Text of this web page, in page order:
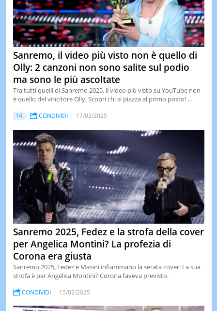
Sanremo, il video più visto non è quello di
Olly: 2 canzoni non sono salite sul podio
ma sono le più ascoltate
Tra tutti quelli di Sanremo 2025, il video più visto su YouTube non
è quello del vincitore Olly. Scopri chi si piazza al primo posto! ...
14 CONDIVIDI 17/02/2025
Sanremo 2025, Fedez e la strofa della cover
per Angelica Montini? La profezia di
Corona era giusta
Sanremo 2025, Fedez e Masini infiammano la serata cover! La sua
strofa è per Angelica Montini? Corona l’aveva previsto.
CONDIVIDI 15/02/2025